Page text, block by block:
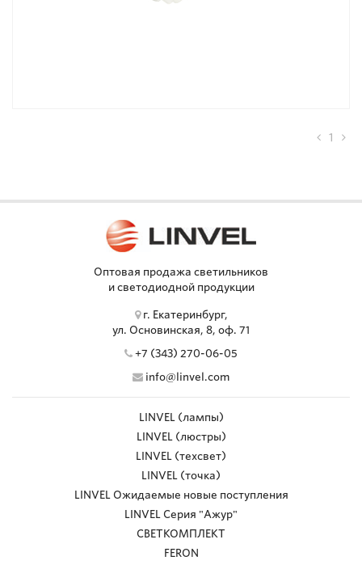
1
Оптовая продажа светильников
и светодиодной продукции
г. Екатеринбург,
ул. Основинская, 8, оф. 71
+7 (343) 270-06-05
info@linvel.com
LINVEL (лампы)
LINVEL (люстры)
LINVEL (техсвет)
LINVEL (точка)
LINVEL Ожидаемые новые поступления
LINVEL Серия "Ажур"
СВЕТКОМПЛЕКТ
FERON